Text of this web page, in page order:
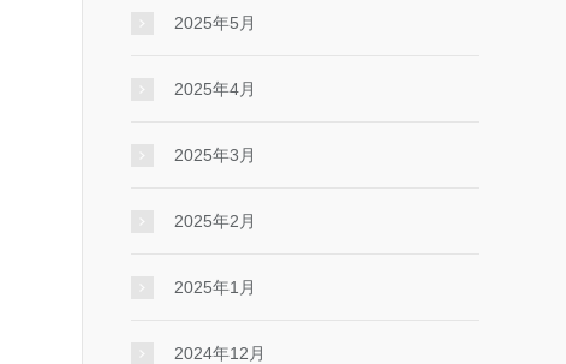
2025年5月
2025年4月
2025年3月
2025年2月
2025年1月
2024年12月